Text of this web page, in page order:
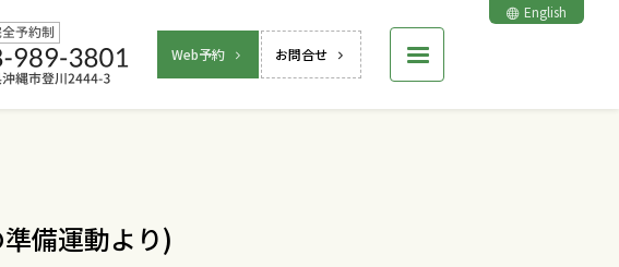
Web予約 お問合せ
English
備運動より)